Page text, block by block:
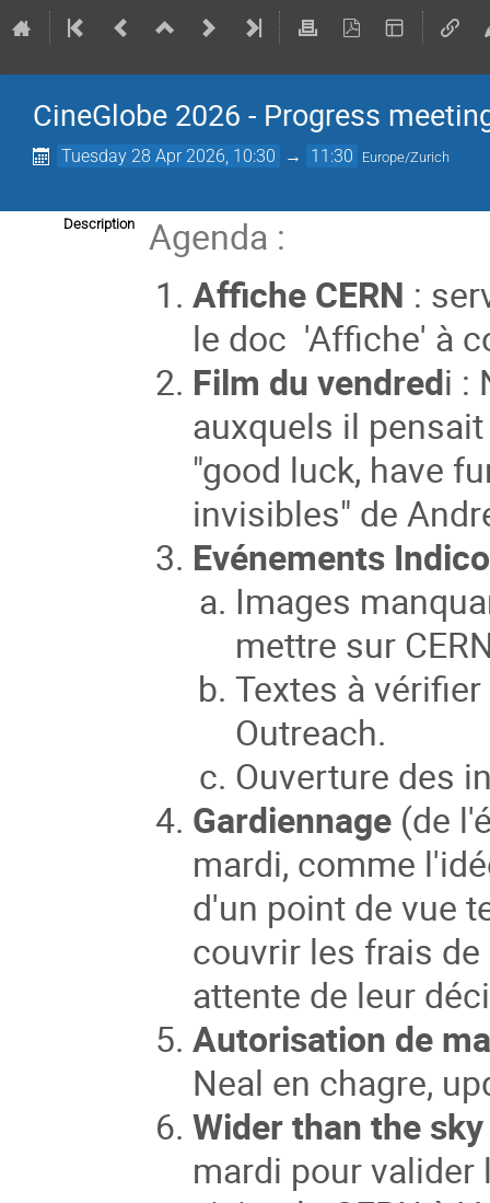
CineGlobe 2026 - Progress
Tuesday 28 Apr 2026, 10:30 → 11:30 Europe/Zurich
Description
Agenda :
Affiche CERN :
le doc 'Affiche' à
Film du vendredi :
auxquels il
"good luck, have
invisibles" de
Evénements Indico
Images
mettre sur
Textes à
Outreach.
Ouverture des
Gardiennage(de
mardi, comme
d'un point de vue
couvrir les frais
attente de leur
Autorisation de
Neal en chagre,
Wider than the
mardi pour